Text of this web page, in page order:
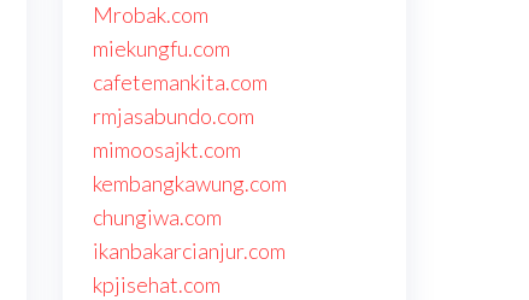
Mrobak.com
miekungfu.com
cafetemankita.com
rmjasabundo.com
mimoosajkt.com
kembangkawung.com
chungiwa.com
ikanbakarcianjur.com
kpjisehat.com